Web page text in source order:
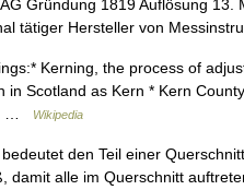
Gründung 1819 Auflösung 13.
tätiger Hersteller von
Kerning, the process of
in Scotland as Kern * Kern
…
Wikipedia
den Teil einer
damit alle im Querschnitt